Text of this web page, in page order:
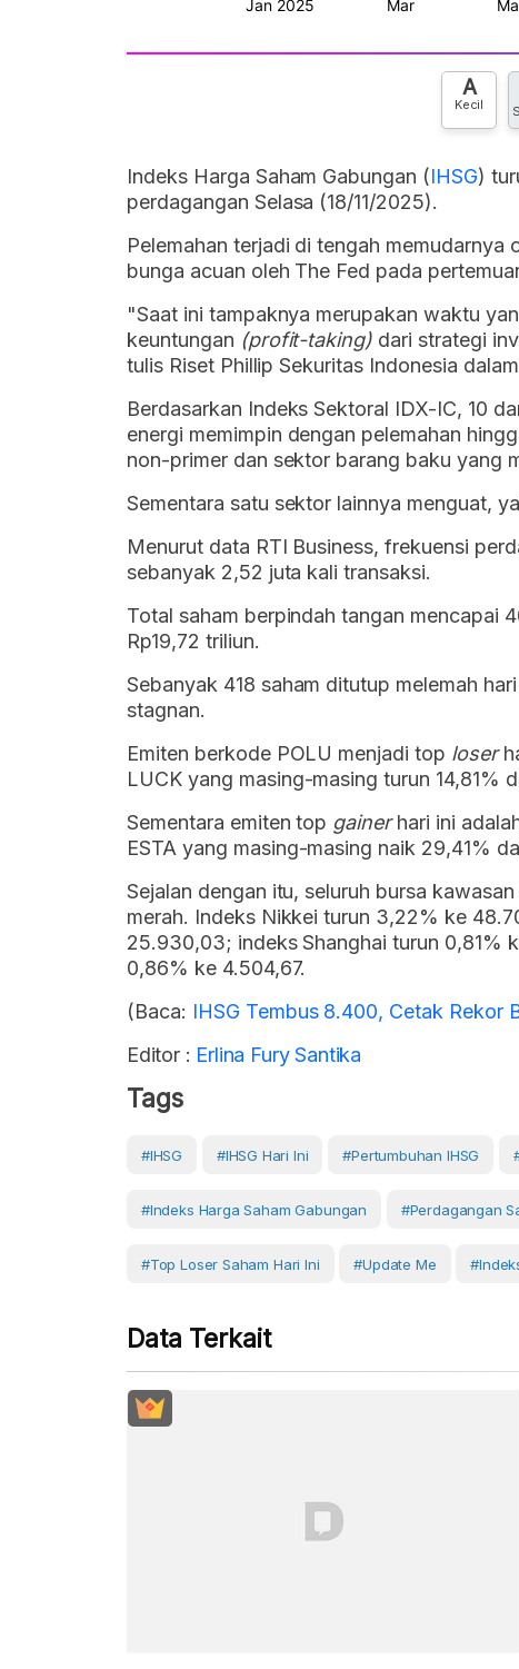
A
Kecil
Indeks Harga Saham Gabungan (IHSG)
perdagangan Selasa (18/11/2025).
Pelemahan terjadi di tengah
bunga acuan oleh The Fed pada
"Saat ini tampaknya merupakan waktu
keuntungan (profit-taking) dari strategi
tulis Riset Phillip Sekuritas Indonesia
Berdasarkan Indeks Sektoral IDX-IC, 10
energi memimpin dengan pelemahan
non-primer dan sektor barang baku yang
Sementara satu sektor lainnya menguat,
Menurut data RTI Business, frekuensi
sebanyak 2,52 juta kali transaksi.
Total saham berpindah tangan mencapai
Rp19,72 triliun.
Sebanyak 418 saham ditutup melemah
stagnan.
Emiten berkode POLU menjadi top loser
LUCK yang masing-masing turun 14,81%
Sementara emiten top gainerhari ini
ESTA yang masing-masing naik 29,41%
Sejalan dengan itu, seluruh bursa
merah. Indeks Nikkei turun 3,22% ke
25.930,03; indeks Shanghai turun 0,81%
0,86% ke 4.504,67.
(Baca: IHSG Tembus 8.400, Cetak Rekor
Editor : Erlina Fury Santika
Tags
#IHSG #IHSG Hari Ini #Pertumbuhan IHSG
#Indeks Harga Saham Gabungan #Perdagangan
#top Loser Saham Hari Ini #Update Me
Data Terkait